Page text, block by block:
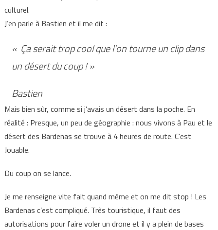
culturel.
J’en parle à Bastien et il me dit :
« Ça serait trop cool que l’on tourne un clip dans
un désert du coup ! »
Bastien
Mais bien sûr, comme si j’avais un désert dans la poche. En
réalité : Presque, un peu de géographie : nous vivons à Pau et le
désert des Bardenas se trouve à 4 heures de route. C’est
Jouable.
Du coup on se lance.
Je me renseigne vite fait quand même et on me dit stop ! Les
Bardenas c’est compliqué. Très touristique, il faut des
autorisations pour faire voler un drone et il y a plein de bases